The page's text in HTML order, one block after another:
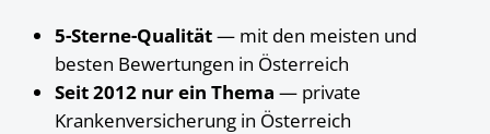
5-Sterne-Qualität— mit den meisten und
besten Bewertungen in Österreich
Seit 2012 nur ein Thema — private
Krankenversicherung in Österreich